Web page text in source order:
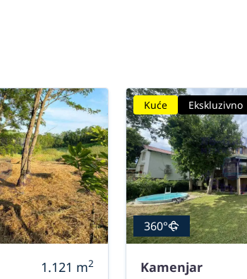
1.121 m2
Kuće Ekskluzivno
360°
Kamenjar